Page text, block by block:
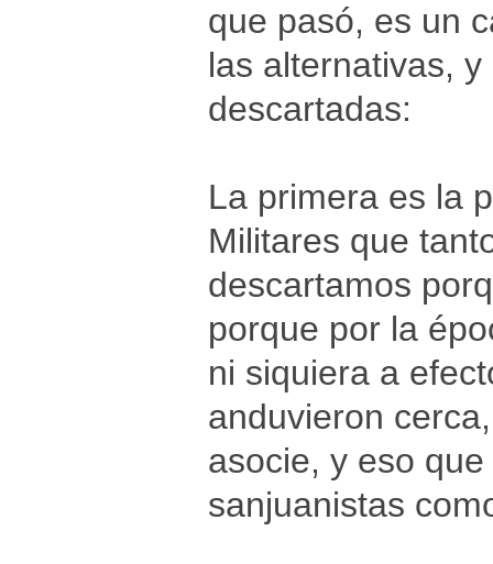
que pasó, es un
las alternativas,
descartadas:
La primera es la
Militares que
descartamos
porque por la
ni siquiera a
anduvieron
asocie, y eso
sanjuanistas